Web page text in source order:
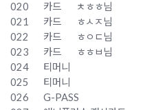
020
카드
ㅊㅎㅎ님
021
카드
ㅎㅅㅈ님
022
카드
ㅎㅇㄷ님
023
카드
ㅎㅎㅂ님
024
티머니
025
티머니
026
G-PASS